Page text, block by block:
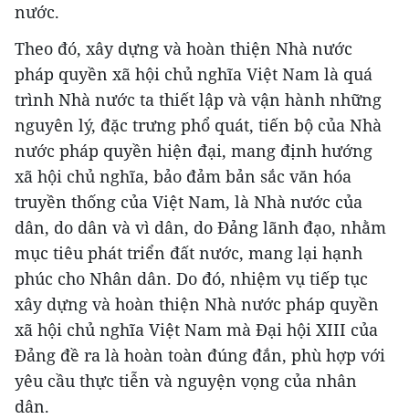
nước.
Theo đó, xây dựng và hoàn thiện Nhà nước
pháp quyền xã hội chủ nghĩa Việt Nam là quá
trình Nhà nước ta thiết lập và vận hành những
nguyên lý, đặc trưng phổ quát, tiến bộ của Nhà
nước pháp quyền hiện đại, mang định hướng
xã hội chủ nghĩa, bảo đảm bản sắc văn hóa
truyền thống của Việt Nam, là Nhà nước của
dân, do dân và vì dân, do Đảng lãnh đạo, nhằm
mục tiêu phát triển đất nước, mang lại hạnh
phúc cho Nhân dân. Do đó, nhiệm vụ tiếp tục
xây dựng và hoàn thiện Nhà nước pháp quyền
xã hội chủ nghĩa Việt Nam mà Đại hội XIII của
Đảng đề ra là hoàn toàn đúng đắn, phù hợp với
yêu cầu thực tiễn và nguyện vọng của nhân
dân.